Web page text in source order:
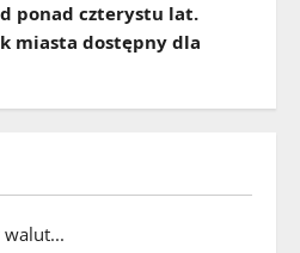
ponad czterystu lat.
miasta dostępny dla